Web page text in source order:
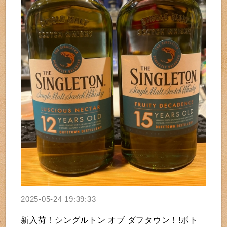
2025-05-24 19:39:33
新入荷！シングルトン オブ ダフタウン！!ボト